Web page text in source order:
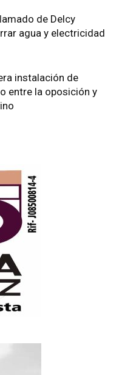
de Delcy
agua y electricidad
instalación de
entre la oposición y